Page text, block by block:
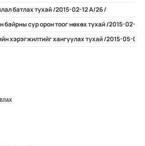
батлах тухай /2015-02-12 А/26 /
байрны сур орон тоог нөхөх тухай /2015-02-24
хэрэгжилтийг хангуулах тухай /2015-05-07